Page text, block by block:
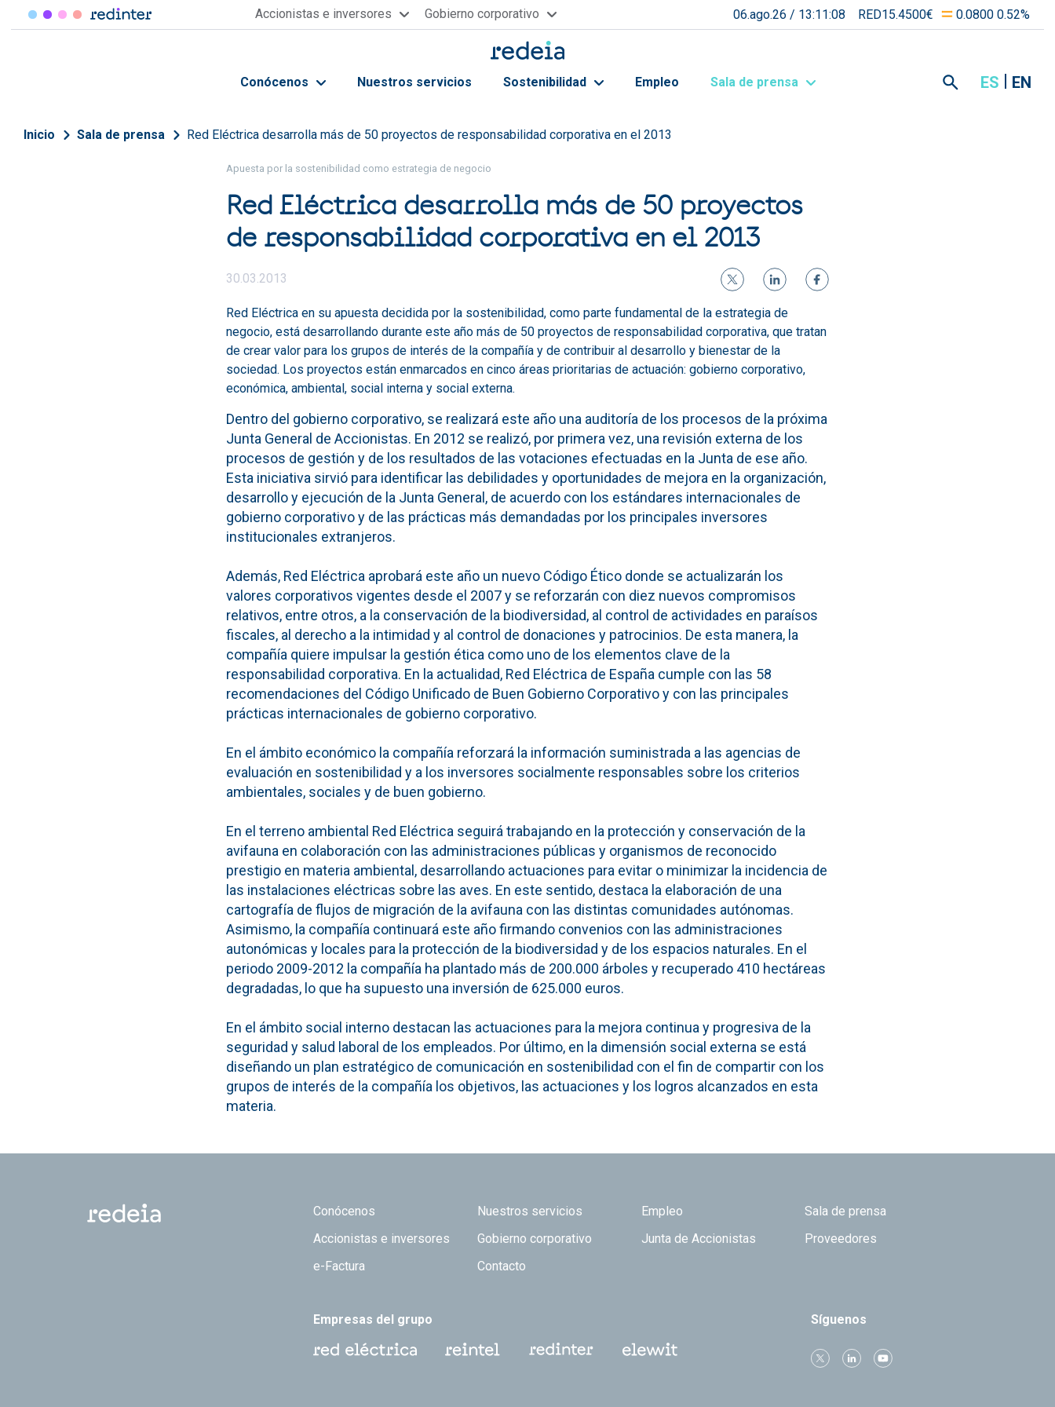
Pasar al contenido principal Accionistas e inversores Gobierno corporativo 06.ago.26 / 13:11:08 RED15.4500€ 0.0800 0.52%
Conócenos Nuestros servicios Sostenibilidad Empleo Sala de prensa ES EN
Sobrescribir enlaces de ayuda a la navegación
Inicio Sala de prensa Red Eléctrica desarrolla más de 50 proyectos de responsabilidad corporativa en el 2013
Apuesta por la sostenibilidad como estrategia de negocio
Red Eléctrica desarrolla más de 50 proyectos
de responsabilidad corporativa en el 2013
30.03.2013
Red Eléctrica en su apuesta decidida por la sostenibilidad, como parte fundamental de la estrategia de
negocio, está desarrollando durante este año más de 50 proyectos de responsabilidad corporativa, que tratan
de crear valor para los grupos de interés de la compañía y de contribuir al desarrollo y bienestar de la
sociedad. Los proyectos están enmarcados en cinco áreas prioritarias de actuación: gobierno corporativo,
económica, ambiental, social interna y social externa.
Dentro del gobierno corporativo, se realizará este año una auditoría de los procesos de la próxima
Junta General de Accionistas. En 2012 se realizó, por primera vez, una revisión externa de los
procesos de gestión y de los resultados de las votaciones efectuadas en la Junta de ese año.
Esta iniciativa sirvió para identificar las debilidades y oportunidades de mejora en la organización,
desarrollo y ejecución de la Junta General, de acuerdo con los estándares internacionales de
gobierno corporativo y de las prácticas más demandadas por los principales inversores
institucionales extranjeros.
Además, Red Eléctrica aprobará este año un nuevo Código Ético donde se actualizarán los
valores corporativos vigentes desde el 2007 y se reforzarán con diez nuevos compromisos
relativos, entre otros, a la conservación de la biodiversidad, al control de actividades en paraísos
fiscales, al derecho a la intimidad y al control de donaciones y patrocinios. De esta manera, la
compañía quiere impulsar la gestión ética como uno de los elementos clave de la
responsabilidad corporativa. En la actualidad, Red Eléctrica de España cumple con las 58
recomendaciones del Código Unificado de Buen Gobierno Corporativo y con las principales
prácticas internacionales de gobierno corporativo.
En el ámbito económico la compañía reforzará la información suministrada a las agencias de
evaluación en sostenibilidad y a los inversores socialmente responsables sobre los criterios
ambientales, sociales y de buen gobierno.
En el terreno ambiental Red Eléctrica seguirá trabajando en la protección y conservación de la
avifauna en colaboración con las administraciones públicas y organismos de reconocido
prestigio en materia ambiental, desarrollando actuaciones para evitar o minimizar la incidencia de
las instalaciones eléctricas sobre las aves. En este sentido, destaca la elaboración de una
cartografía de flujos de migración de la avifauna con las distintas comunidades autónomas.
Asimismo, la compañía continuará este año firmando convenios con las administraciones
autonómicas y locales para la protección de la biodiversidad y de los espacios naturales. En el
periodo 2009-2012 la compañía ha plantado más de 200.000 árboles y recuperado 410 hectáreas
degradadas, lo que ha supuesto una inversión de 625.000 euros.
En el ámbito social interno destacan las actuaciones para la mejora continua y progresiva de la
seguridad y salud laboral de los empleados. Por último, en la dimensión social externa se está
diseñando un plan estratégico de comunicación en sostenibilidad con el fin de compartir con los
grupos de interés de la compañía los objetivos, las actuaciones y los logros alcanzados en esta
materia.
Footer TOP
Conócenos Nuestros servicios Empleo
Sala de prensa
Accionistas e inversores
Gobierno corporativo Junta de Accionistas
Proveedores
e-Factura
Contacto
Empresas del grupo Síguenos